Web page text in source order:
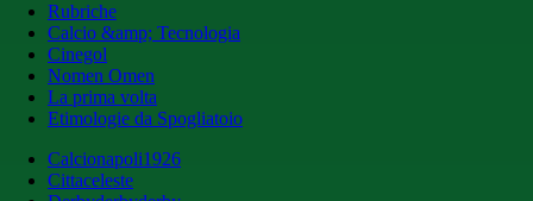
Rubriche
Calcio &amp; Tecnologia
Cinegol
Nomen Omen
La prima volta
Etimologie da Spogliatoio
Calcionapoli1926
Cittaceleste